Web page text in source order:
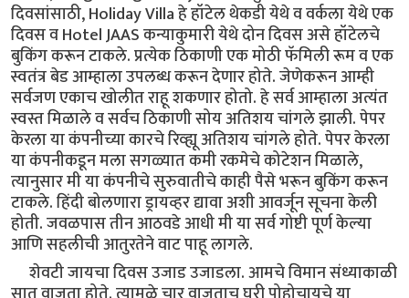
दिवसांसाठी, Holiday Villa हे हॉटेल थेकडी येथे व वर्कला येथे एक
दिवस व Hotel JAAS कन्याकुमारी येथे दोन दिवस असे हॉटेलचे
बुकिंग करून टाकले. प्रत्येक ठिकाणी एक मोठी फॅमिली रूम व एक
स्वतंत्र बेड आम्हाला उपलब्ध करून देणार होते. जेणेकरून आम्ही
सर्वजण एकाच खोलीत राहू शकणार होतो. हे सर्व आम्हाला अत्यंत
स्वस्त मिळाले व सर्वच ठिकाणी सोय अतिशय चांगले झाली. पेपर
केरला या कंपनीच्या कारचे रिव्ह्यू अतिशय चांगले होते. पेपर केरला
या कंपनीकडून मला सगळ्यात कमी रकमेचे कोटेशन मिळाले,
त्यानुसार मी या कंपनीचे सुरुवातीचे काही पैसे भरून बुकिंग करून
टाकले. हिंदी बोलणारा ड्रायव्हर द्यावा अशी आवर्जून सूचना केली
होती. जवळपास तीन आठवडे आधी मी या सर्व गोष्टी पूर्ण केल्या
आणि सहलीची आतुरतेने वाट पाहू लागले.
शेवटी जायचा दिवस उजाड उजाडला. आमचे विमान संध्याकाळी